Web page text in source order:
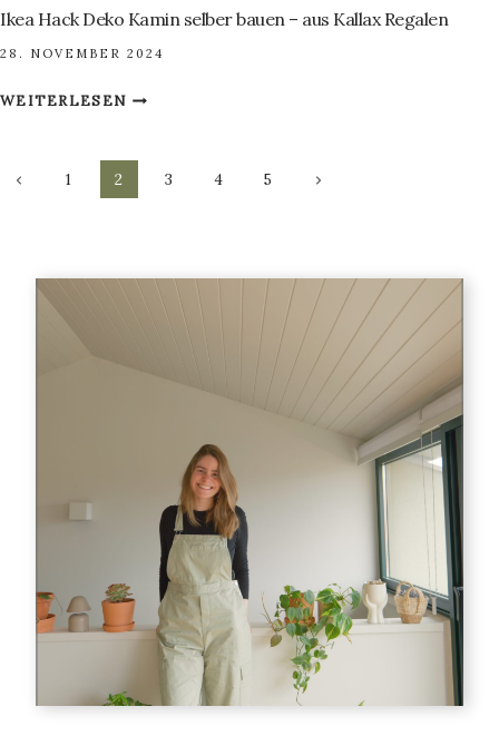
Ikea Hack Deko Kamin selber bauen – aus Kallax Regalen
28. NOVEMBER 2024
WEITERLESENIKEA
KAMIN
SELBER
AUS
KALLAX
Seitennavigation
Vorherige
1 2 3 4 5
Nächste